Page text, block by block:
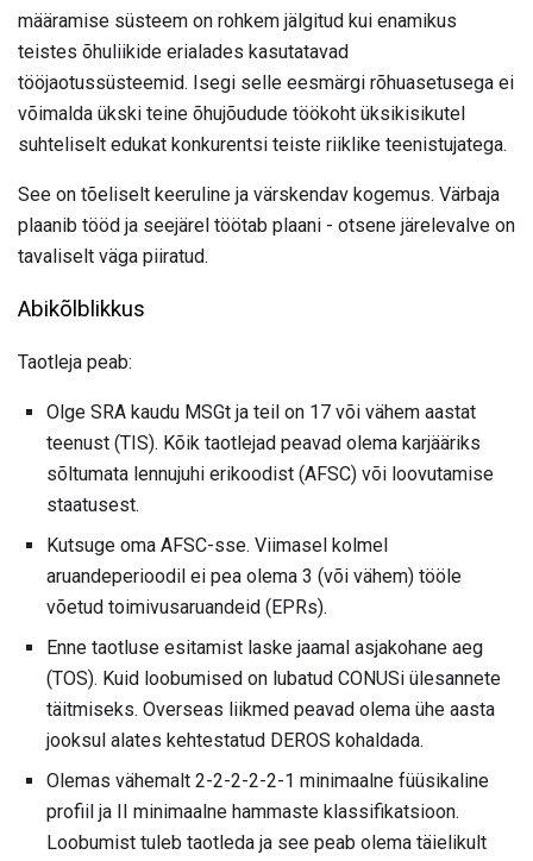
määramise süsteem on rohkem jälgitud kui enamikus
teistes õhuliikide erialades kasutatavad
tööjaotussüsteemid. Isegi selle eesmärgi rõhuasetusega ei
võimalda ükski teine ​​õhujõudude töökoht üksikisikutel
suhteliselt edukat konkurentsi teiste riiklike teenistujatega.
See on tõeliselt keeruline ja värskendav kogemus. Värbaja
plaanib tööd ja seejärel töötab plaani - otsene järelevalve on
tavaliselt väga piiratud.
Abikõlblikkus
Taotleja peab:
Olge SRA kaudu MSGt ja teil on 17 või vähem aastat
teenust (TIS). Kõik taotlejad peavad olema karjääriks
sõltumata lennujuhi erikoodist (AFSC) või loovutamise
staatusest.
Kutsuge oma AFSC-sse. Viimasel kolmel
aruandeperioodil ei pea olema 3 (või vähem) tööle
võetud toimivusaruandeid (EPRs).
Enne taotluse esitamist laske jaamal asjakohane aeg
(TOS). Kuid loobumised on lubatud CONUSi ülesannete
täitmiseks. Overseas liikmed peavad olema ühe aasta
jooksul alates kehtestatud DEROS kohaldada.
Olemas vähemalt 2-2-2-2-2-1 minimaalne füüsikaline
profiil ja II minimaalne hammaste klassifikatsioon.
Loobumist tuleb taotleda ja see peab olema täielikult